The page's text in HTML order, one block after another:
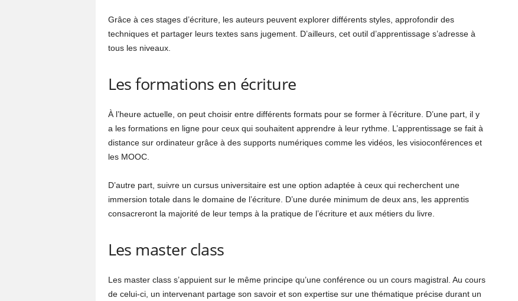
Grâce à ces stages d’écriture, les auteurs peuvent explorer différents styles, approfondir des
techniques et partager leurs textes sans jugement. D’ailleurs, cet outil d’apprentissage s’adresse à
tous les niveaux.
Les formations en écriture
À l’heure actuelle, on peut choisir entre différents formats pour se former à l’écriture. D’une part, il y
a les formations en ligne pour ceux qui souhaitent apprendre à leur rythme. L’apprentissage se fait à
distance sur ordinateur grâce à des supports numériques comme les vidéos, les visioconférences et
les MOOC.
D’autre part, suivre un cursus universitaire est une option adaptée à ceux qui recherchent une
immersion totale dans le domaine de l’écriture. D’une durée minimum de deux ans, les apprentis
consacreront la majorité de leur temps à la pratique de l’écriture et aux métiers du livre.
Les master class
Les master class s’appuient sur le même principe qu’une conférence ou un cours magistral. Au cours
de celui-ci, un intervenant partage son savoir et son expertise sur une thématique précise durant un